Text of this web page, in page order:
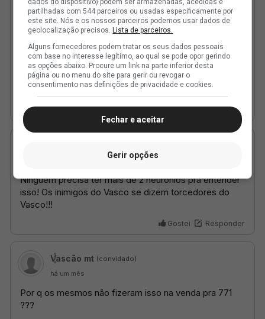
partilhadas com 544 parceiros ou usadas especificamente por
este site. Nós e os nossos parceiros podemos usar dados de
geolocalização precisos.Lista de parceiros.
Alguns fornecedores podem tratar os seus dados pessoais
com base no interesse legítimo, ao qual se pode opor gerindo
as opções abaixo. Procure um link na parte inferior desta
página ou no menu do site para gerir ou revogar o
consentimento nas definições de privacidade e cookies.
Fechar e aceitar
Gerir opções